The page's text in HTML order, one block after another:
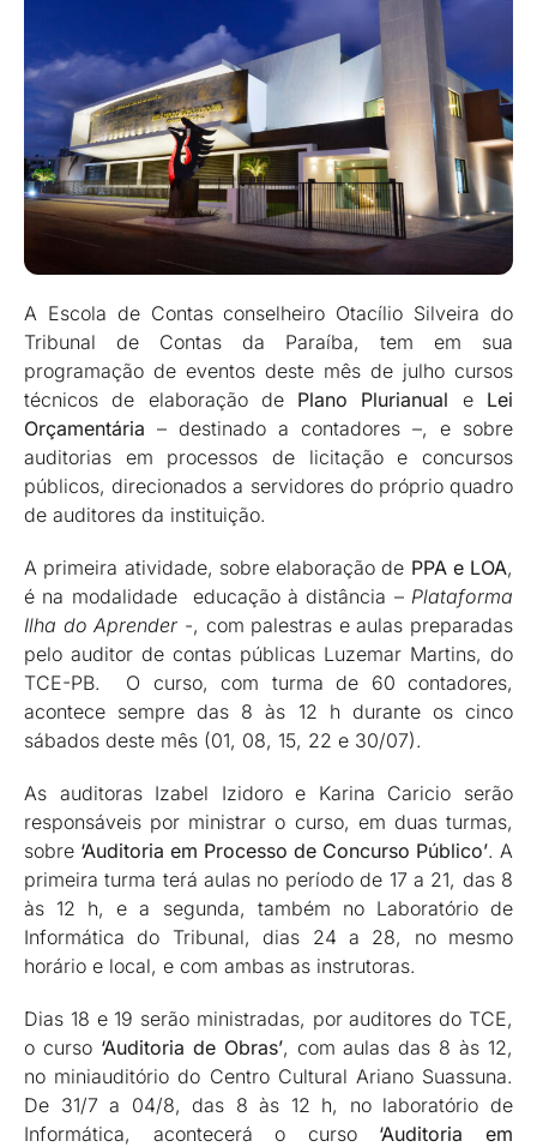
A Escola de Contas conselheiro Otacílio Silveira do
Tribunal de Contas da Paraíba, tem em sua
programação de eventos deste mês de julho cursos
técnicos de elaboração de Plano Plurianual e Lei
Orçamentária – destinado a contadores –, e sobre
auditorias em processos de licitação e concursos
públicos, direcionados a servidores do próprio quadro
de auditores da instituição.
A primeira atividade, sobre elaboração de PPA e LOA,
é na modalidade educação à distância – Plataforma
Ilha do Aprender -, com palestras e aulas preparadas
pelo auditor de contas públicas Luzemar Martins, do
TCE-PB. O curso, com turma de 60 contadores,
acontece sempre das 8 às 12 h durante os cinco
sábados deste mês (01, 08, 15, 22 e 30/07).
As auditoras Izabel Izidoro e Karina Caricio serão
responsáveis por ministrar o curso, em duas turmas,
sobre ‘Auditoria em Processo de Concurso Público’. A
primeira turma terá aulas no período de 17 a 21, das 8
às 12 h, e a segunda, também no Laboratório de
Informática do Tribunal, dias 24 a 28, no mesmo
horário e local, e com ambas as instrutoras.
Dias 18 e 19 serão ministradas, por auditores do TCE,
o curso ‘Auditoria de Obras’, com aulas das 8 às 12,
no miniauditório do Centro Cultural Ariano Suassuna.
De 31/7 a 04/8, das 8 às 12 h, no laboratório de
Informática, acontecerá o curso ‘Auditoria em